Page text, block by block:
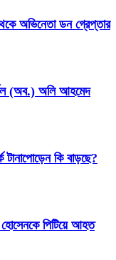
অভিনেতা ডন গ্রেপ্তার
(অব.) অলি আহমেদ
টানাপোড়েন কি বাড়ছে?
হোসেনকে পিটিয়ে আহত